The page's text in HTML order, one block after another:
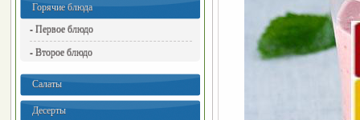
Горячие блюда
- Первое блюдо
- Второе блюдо
Салаты
Десерты